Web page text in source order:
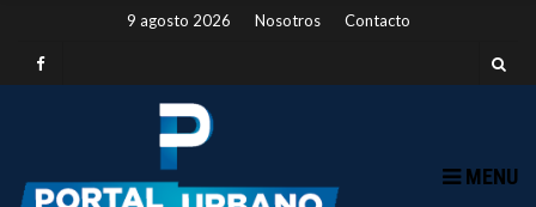
9 agosto 2026 Nosotros Contacto
MENU